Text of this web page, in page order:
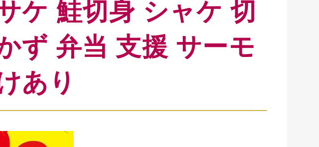
ケ 鮭切身 シャケ 切
ず 弁当 支援 サーモ
あり